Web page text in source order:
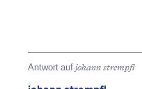
Antwort auf johann strempfl